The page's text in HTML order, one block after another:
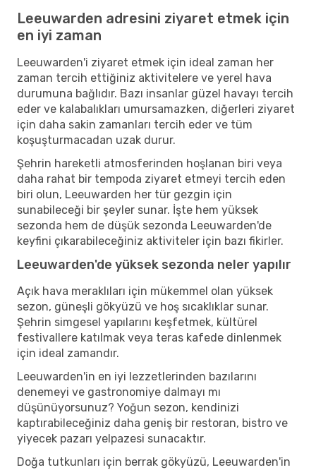
Leeuwarden adresini ziyaret etmek için
en iyi zaman
Leeuwarden'i ziyaret etmek için ideal zaman her
zaman tercih ettiğiniz aktivitelere ve yerel hava
durumuna bağlıdır. Bazı insanlar güzel havayı tercih
eder ve kalabalıkları umursamazken, diğerleri ziyaret
için daha sakin zamanları tercih eder ve tüm
koşuşturmacadan uzak durur.
Şehrin hareketli atmosferinden hoşlanan biri veya
daha rahat bir tempoda ziyaret etmeyi tercih eden
biri olun, Leeuwarden her tür gezgin için
sunabileceği bir şeyler sunar. İşte hem yüksek
sezonda hem de düşük sezonda Leeuwarden'de
keyfini çıkarabileceğiniz aktiviteler için bazı fikirler.
Leeuwarden'de yüksek sezonda neler yapılır
Açık hava meraklıları için mükemmel olan yüksek
sezon, güneşli gökyüzü ve hoş sıcaklıklar sunar.
Şehrin simgesel yapılarını keşfetmek, kültürel
festivallere katılmak veya teras kafede dinlenmek
için ideal zamandır.
Leeuwarden'in en iyi lezzetlerinden bazılarını
denemeyi ve gastronomiye dalmayı mı
düşünüyorsunuz? Yoğun sezon, kendinizi
kaptırabileceğiniz daha geniş bir restoran, bistro ve
yiyecek pazarı yelpazesi sunacaktır.
Doğa tutkunları için berrak gökyüzü, Leeuwarden'in